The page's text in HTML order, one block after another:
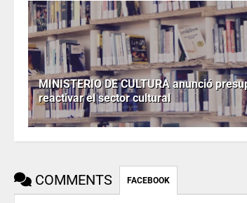
MINISTERIO DE CULTURA anunció
reactivar el sector cultural
COMMENTS FACEBOOK